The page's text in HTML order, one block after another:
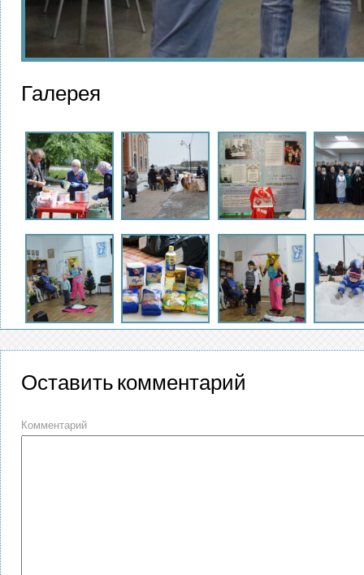
Галерея
Оставить комментарий
Комментарий